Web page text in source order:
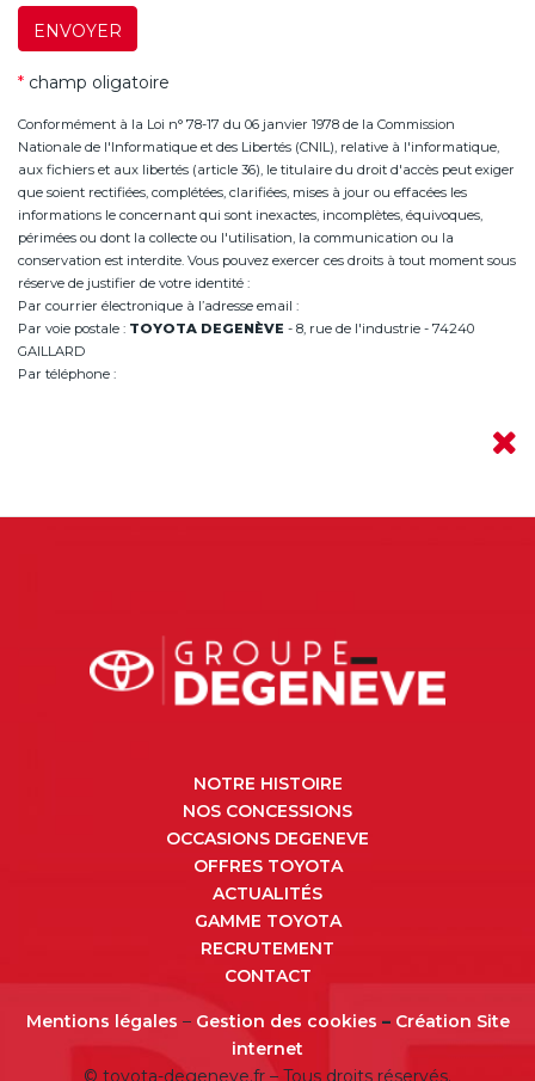
ENVOYER
* champ oligatoire
Conformément à la Loi n° 78-17 du 06 janvier 1978 de la Commission
Nationale de l'Informatique et des Libertés (CNIL), relative à l'informatique,
aux fichiers et aux libertés (article 36), le titulaire du droit d'accès peut exiger
que soient rectifiées, complétées, clarifiées, mises à jour ou effacées les
informations le concernant qui sont inexactes, incomplètes, équivoques,
périmées ou dont la collecte ou l'utilisation, la communication ou la
conservation est interdite. Vous pouvez exercer ces droits à tout moment sous
réserve de justifier de votre identité :
Par courrier électronique à l’adresse email :
Par voie postale : TOYOTA DEGENÈVE - 8, rue de l'industrie - 74240
GAILLARD
Par téléphone :
NOTRE HISTOIRE
NOS CONCESSIONS
OCCASIONS DEGENEVE
OFFRES TOYOTA
ACTUALITÉS
GAMME TOYOTA
RECRUTEMENT
CONTACT
Mentions légales – Gestion des cookies – Création Site
internet
© toyota-degeneve.fr – Tous droits réservés.